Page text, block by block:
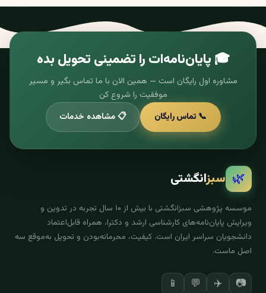
🎓 پایان‌نامه‌ات را تضمینی تحویل بده
مشاوره اول رایگان است — همین الان با ما تماس بگیر و مسیر
موفقیت را شروع کن
📞 تماس رایگان
📋 مشاهده خدمات
🌿 سبزانگشتی
موسسه پژوهشی سبزانگشتی با بیش از ۱۰ سال تجربه در تدوین و
ویرایش پایان‌نامه‌های کارشناسی ارشد و دکترا، همراه قابل‌اعتماد
دانشجویان سراسر ایران است. کیفیت، محرمانه‌بودن و تحویل به‌موقع سه
اصل ماست.
📷
✈️
💬
📱